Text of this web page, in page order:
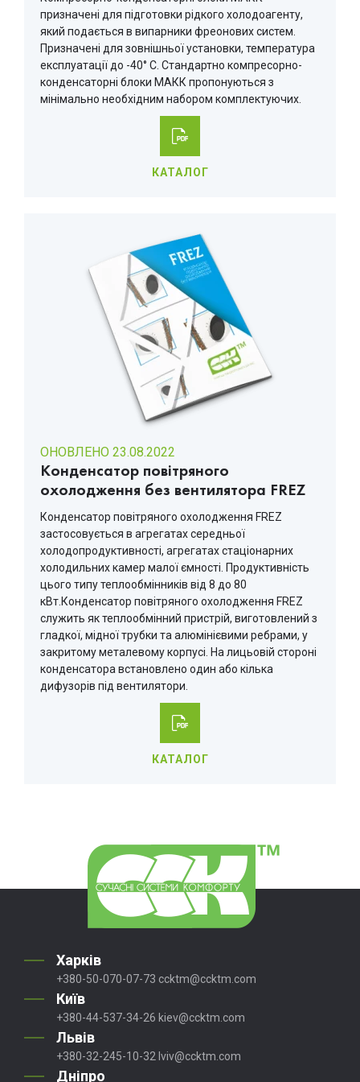
призначені для підготовки рідкого холодоагенту,
який подається в випарники фреонових систем.
Призначені для зовнішньої установки, температура
експлуатації до -40° С. Стандартно компресорно-
конденсаторні блоки МАКК пропонуються з
мінімально необхідним набором комплектуючих.
КАТАЛОГ
ОНОВЛЕНО 23.08.2022
Конденсатор повітряного
охолодження без вентилятора FREZ
Конденсатор повітряного охолодження FREZ
застосовується в агрегатах середньої
холодопродуктивності, агрегатах стаціонарних
холодильних камер малої ємності. Продуктивність
цього типу теплообмінників від 8 до 80
кВт.Конденсатор повітряного охолодження FREZ
служить як теплообмінний пристрій, виготовлений з
гладкої, мідної трубки та алюмінієвими ребрами, у
закритому металевому корпусі. На лицьовій стороні
конденсатора встановлено один або кілька
дифузорів під вентилятори.
КАТАЛОГ
Харків
+380-50-070-07-73 ccktm@ccktm.com
Київ
+380-44-537-34-26 kiev@ccktm.com
Львів
+380-32-245-10-32 lviv@ccktm.com
Дніпро